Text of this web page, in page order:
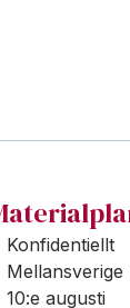
Konfidentiellt
Mellansverige
10:e augusti